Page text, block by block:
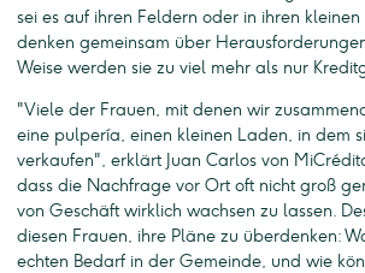
sei es auf ihren Feldern oder in ihren
denken gemeinsam über
Weise werden sie zu viel mehr als nur
"Viele der Frauen, mit denen wir
eine pulpería, einen kleinen Laden, in dem
verkaufen", erklärt Juan Carlos von
dass die Nachfrage vor Ort oft nicht groß
von Geschäft wirklich wachsen zu lassen.
diesen Frauen, ihre Pläne zu überdenken:
echten Bedarf in der Gemeinde, und wie